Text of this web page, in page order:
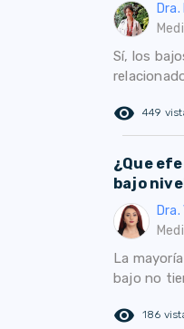
Sí, los
remove_red_eye 449
¿Que
bajo
La
bajo no
remove_red_eye 186